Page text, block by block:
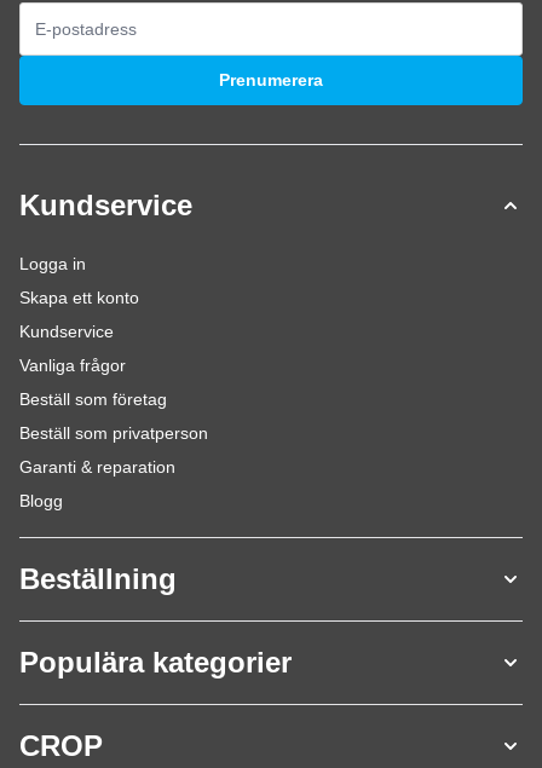
E-postadress
Prenumerera
Kundservice
Logga in
Skapa ett konto
Kundservice
Vanliga frågor
Beställ som företag
Beställ som privatperson
Garanti & reparation
Blogg
Beställning
Populära kategorier
CROP